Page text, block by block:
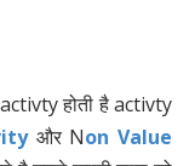
होती है activty
और Non Value